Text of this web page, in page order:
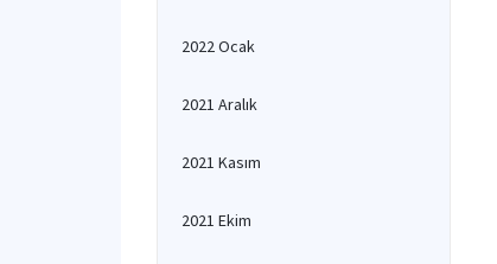
2022 Ocak
2021 Aralık
2021 Kasım
2021 Ekim